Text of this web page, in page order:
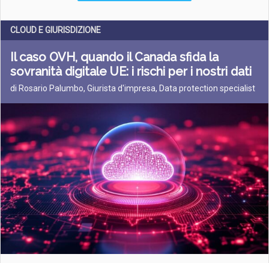
CLOUD E GIURISDIZIONE
Il caso OVH, quando il Canada sfida la
sovranità digitale UE: i rischi per i nostri dati
di Rosario Palumbo, Giurista d'impresa, Data protection specialist